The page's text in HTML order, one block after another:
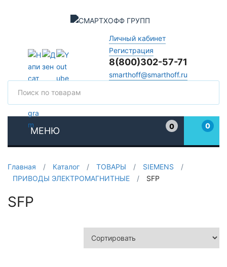
Личный кабинет
Регистрация
8(800)302-57-71
smarthoff@smarthoff.ru
МЕНЮ
0
0
Главная / Каталог / ТОВАРЫ / SIEMENS
/
ПРИВОДЫ ЭЛЕКТРОМАГНИТНЫЕ
/ SFP
SFP